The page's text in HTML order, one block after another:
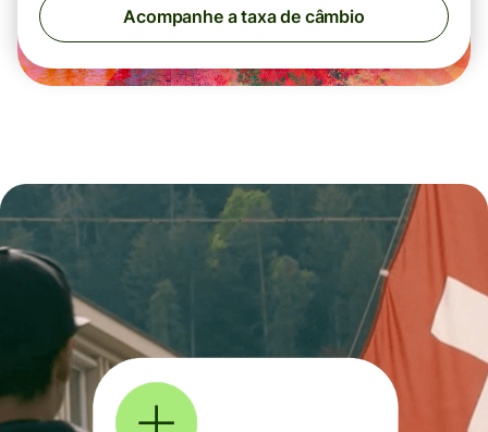
Acompanhe a taxa de câmbio